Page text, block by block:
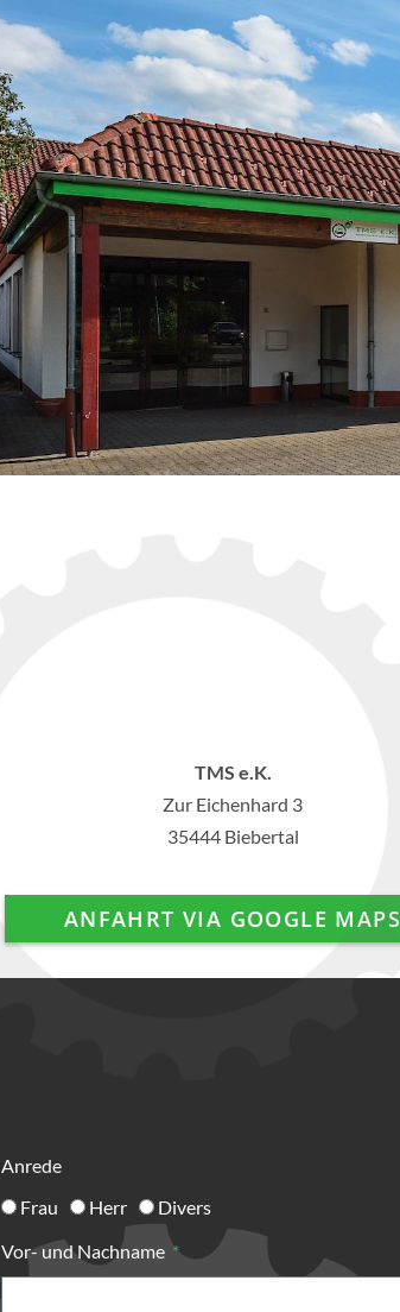
TMS e.K.
Zur Eichenhard 3
35444 Biebertal
ANFAHRT VIA GOOGLE MAPS
Anrede
Frau
Herr
Divers
Vor- und Nachname